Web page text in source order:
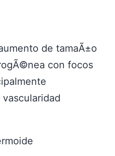
de tamaÃ±o
con focos